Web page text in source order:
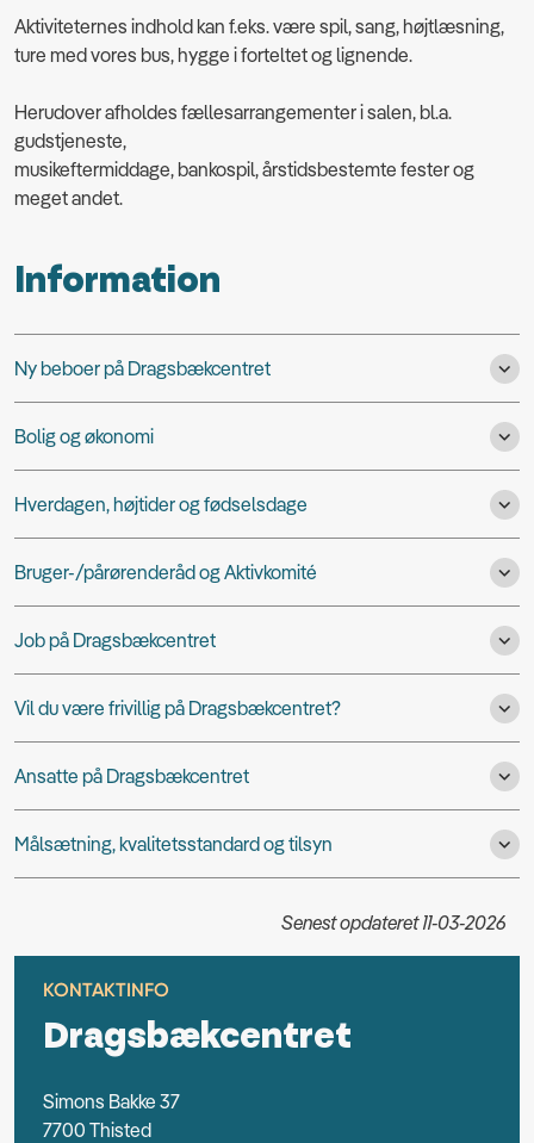
Aktiviteternes indhold kan f.eks. være spil, sang, højtlæsning,
ture med vores bus, hygge i forteltet og lignende.
Herudover afholdes fællesarrangementer i salen, bl.a.
gudstjeneste,
musikeftermiddage, bankospil, årstidsbestemte fester og
meget andet.
Information
Ny beboer på Dragsbækcentret
Bolig og økonomi
Hverdagen, højtider og fødselsdage
Bruger-/pårørenderåd og Aktivkomité
Job på Dragsbækcentret
Vil du være frivillig på Dragsbækcentret?
Ansatte på Dragsbækcentret
Målsætning, kvalitetsstandard og tilsyn
Senest opdateret 11-03-2026
KONTAKTINFO
Dragsbækcentret
Simons Bakke 37
7700 Thisted